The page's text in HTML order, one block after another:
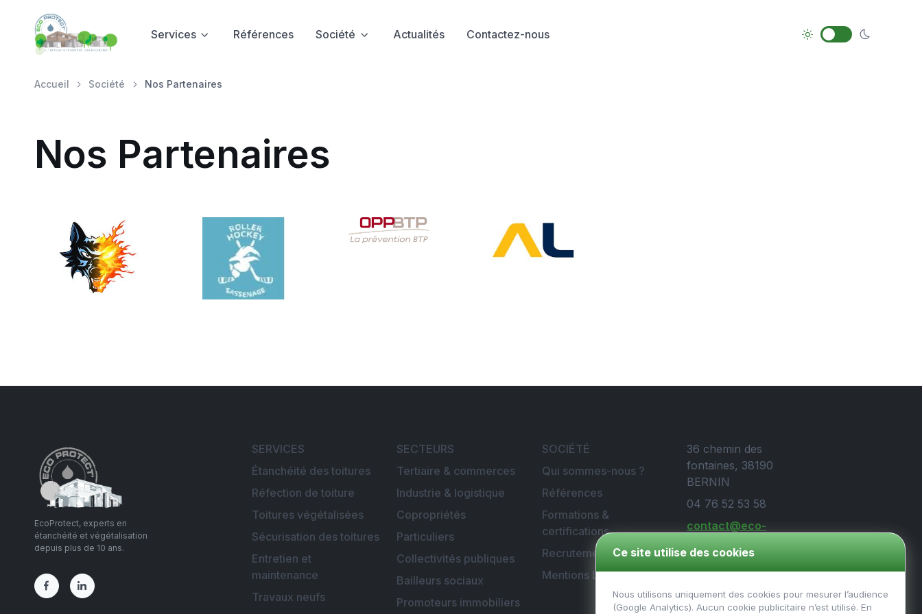
Services Références Société Actualités Contactez-nous
Accueil Société Nos Partenaires
Nos Partenaires
EcoProtect, experts en
étanchéité et végétalisation
depuis plus de 10 ans.
SERVICES
Étanchéité des toitures
Réfection de toiture
Toitures végétalisées
Sécurisation des toitures
Entretien et
maintenance
Travaux neufs
SECTEURS
Tertiaire & commerces
Industrie & logistique
Copropriétés
Particuliers
Collectivités publiques
Bailleurs sociaux
Promoteurs immobiliers
SOCIÉTÉ
Qui sommes-nous ?
Références
Formations &
certifications
Recrutement
Mentions Légales
36 chemin des
fontaines, 38190
BERNIN
04 76 52 53 58
contact@eco-
Ce site utilise des cookies
Nous utilisons uniquement des cookies pour mesurer l’audience
(Google Analytics). Aucun cookie publicitaire n’est utilisé. En